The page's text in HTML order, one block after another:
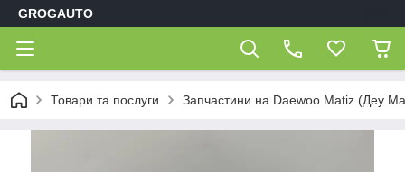
GROGAUTO
Товари та послуги Запчастини на Daewoo Matiz (Деу